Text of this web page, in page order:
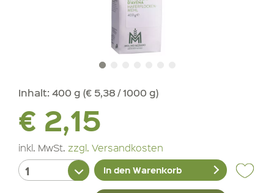
Inhalt: 400 g (€ 5,38 / 1000 g)
€ 2,15
inkl. MwSt. zzgl. Versandkosten
In den Warenkorb